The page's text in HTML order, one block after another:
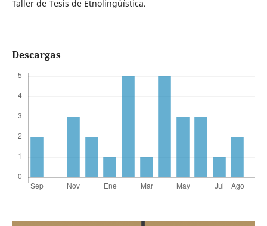
Taller de Tesis de Etnolingüística.
Descargas